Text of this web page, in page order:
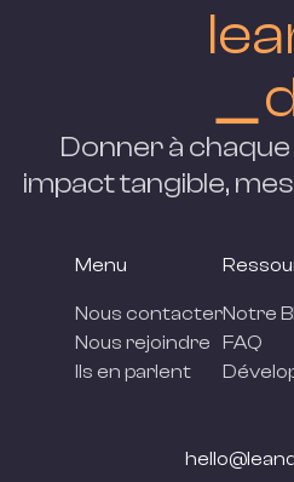
Donner à
impact tangible,
Menu
Nous contacter
Nous rejoindre
Ils en parlent
Notre
FAQ